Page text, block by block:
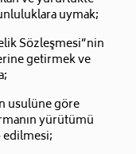
uymak;
Sözleşmesi”nin
getirmek ve
usulüne göre
yürütümü
edilmesi;